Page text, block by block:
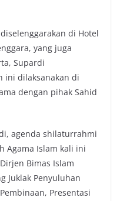
di Hotel
yang juga
Supardi
ini dilaksanakan di
dengan pihak Sahid
agenda shilaturrahmi
Agama Islam kali ini
Bimas Islam
Juklak Penyuluhan
Presentasi